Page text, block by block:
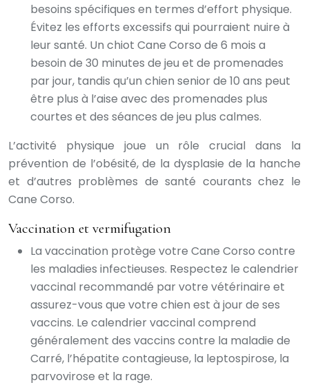
besoins spécifiques en termes d’effort physique.
Évitez les efforts excessifs qui pourraient nuire à
leur santé. Un chiot Cane Corso de 6 mois a
besoin de 30 minutes de jeu et de promenades
par jour, tandis qu’un chien senior de 10 ans peut
être plus à l’aise avec des promenades plus
courtes et des séances de jeu plus calmes.
L’activité physique joue un rôle crucial dans la
prévention de l’obésité, de la dysplasie de la hanche
et d’autres problèmes de santé courants chez le
Cane Corso.
Vaccination et vermifugation
La vaccination protège votre Cane Corso contre
les maladies infectieuses. Respectez le calendrier
vaccinal recommandé par votre vétérinaire et
assurez-vous que votre chien est à jour de ses
vaccins. Le calendrier vaccinal comprend
généralement des vaccins contre la maladie de
Carré, l’hépatite contagieuse, la leptospirose, la
parvovirose et la rage.